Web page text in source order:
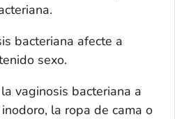
bacteriana afecte a
sexo.
vaginosis bacteriana a
la ropa de cama o